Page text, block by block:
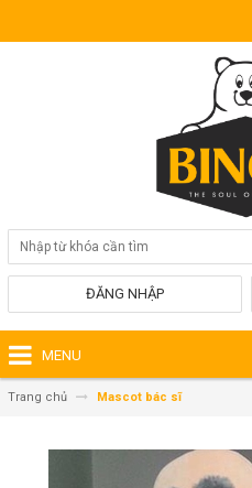
ĐĂNG NHẬP
MENU
Trang chủ Mascot bác sĩ